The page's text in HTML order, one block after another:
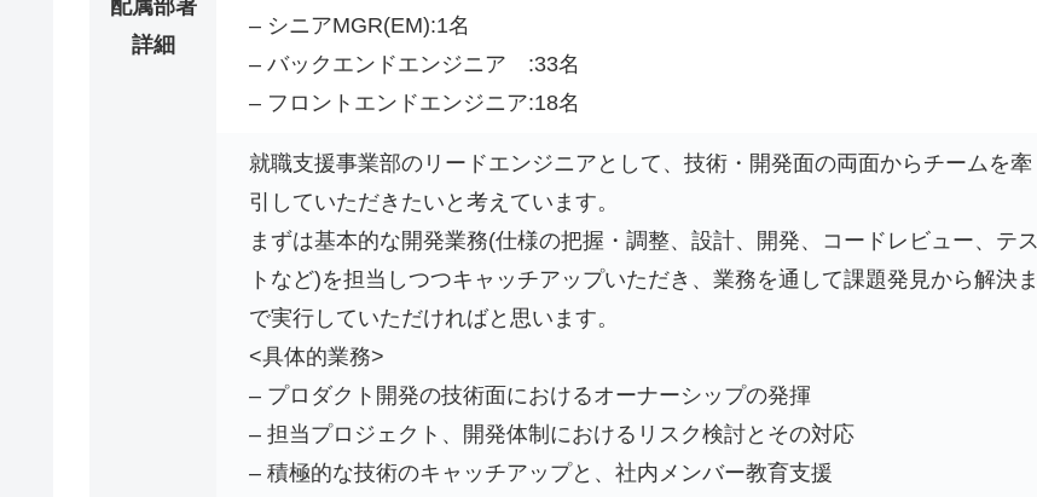
配属部署
詳細
– シニアMGR(EM):1名
– バックエンドエンジニア :33名
– フロントエンドエンジニア:18名
就職支援事業部のリードエンジニアとして、技術・開発面の両面からチームを牽
引していただきたいと考えています。
まずは基本的な開発業務(仕様の把握・調整、設計、開発、コードレビュー、テス
トなど)を担当しつつキャッチアップいただき、業務を通して課題発見から解決ま
で実行していただければと思います。
<具体的業務>
– プロダクト開発の技術面におけるオーナーシップの発揮
– 担当プロジェクト、開発体制におけるリスク検討とその対応
– 積極的な技術のキャッチアップと、社内メンバー教育支援